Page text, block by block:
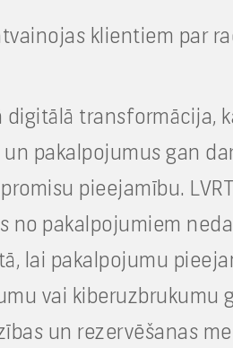
klientiem par
digitālā transformācija,
un pakalpojumus gan
pieejamību.
no pakalpojumiem
lai pakalpojumu
vai kiberuzbrukumu
un rezervēšanas